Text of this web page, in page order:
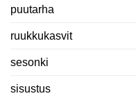
puutarha
ruukkukasvit
sesonki
sisustus